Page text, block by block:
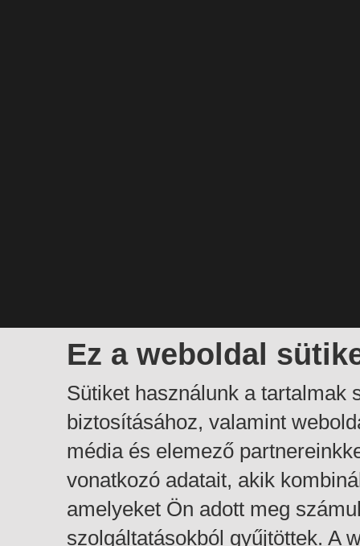
Ez a weboldal
Sütiket használunk a tartalmak
biztosításához, valamint
média és elemező
vonatkozó adatait, akik
amelyeket Ön adott meg
szolgáltatásokból gyűjtöttek. A